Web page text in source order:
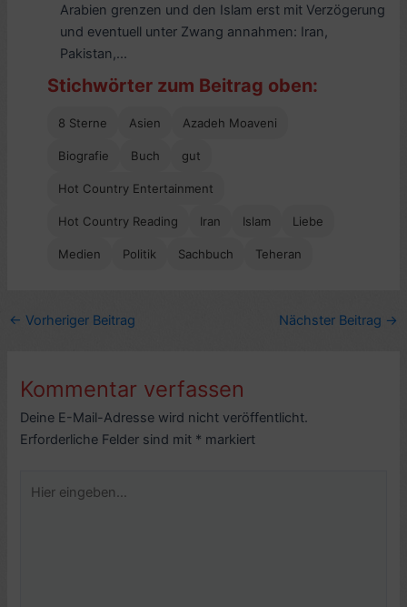
Arabien grenzen und den Islam erst mit Verzögerung
und eventuell unter Zwang annahmen: Iran,
Pakistan,...
Stichwörter zum Beitrag oben:
8 Sterne Asien Azadeh Moaveni
Biografie Buch gut
Hot Country Entertainment
Hot Country Reading Iran Islam Liebe
Medien Politik Sachbuch Teheran
← Vorheriger Beitrag Nächster Beitrag →
Kommentar verfassen
Deine E-Mail-Adresse wird nicht veröffentlicht.
Erforderliche Felder sind mit * markiert
eingeben…